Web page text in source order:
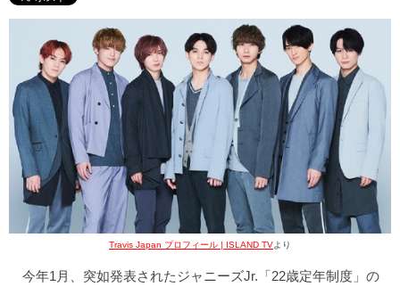
Travis Japan プロフィール | ISLAND TVより
今年1月、突如発表されたジャニーズJr.「22歳定年制度」の